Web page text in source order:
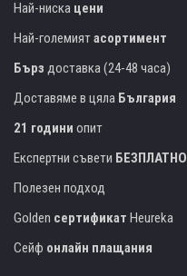
Най-ниска цени
Най-големиятасортимент
Бърз доставка (24-48 часа)
Доставяме в цяла България
21 години опит
Експертни съвети БЕЗПЛАТНО
Полезен подход
Golden сертификат Heureka
Сейф онлайн плащания